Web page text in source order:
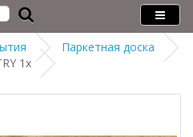
Паркетная доска
1х